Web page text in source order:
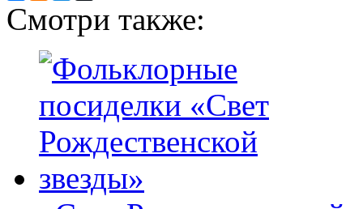
Смотри также: